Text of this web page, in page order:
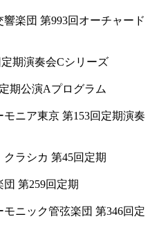
楽団 第993回オーチャード
期演奏会Cシリーズ
期公演Aプログラム
ニア東京 第153回定期演奏
ラシカ 第45回定期
第259回定期
ニック管弦楽団 第346回定